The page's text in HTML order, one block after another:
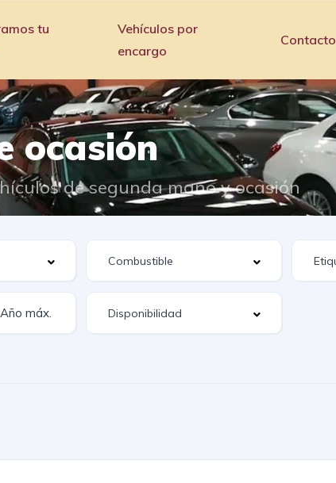
tu
Vehículos por
encargo
Contacto
ocasión
de segunda mano y ocasión